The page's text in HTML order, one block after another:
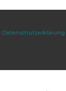
Daten­schutz­erklärung